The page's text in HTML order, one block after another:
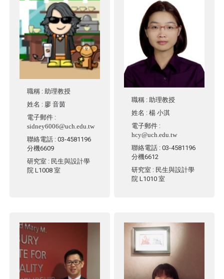
職稱 : 助理教授
姓名 : 廖 音茵
電子郵件 :
sidney6006@uch.edu.tw
聯絡電話 : 03-4581196
分機6609
研究室 : 民生與設計學
院 L1008 室
職稱 : 助理教授
姓名 :楊 小淇
電子郵件 :
hcy@uch.edu.tw
聯絡電話 : 03-4581196
分機6612
研究室 : 民生與設計學
院 L1010 室